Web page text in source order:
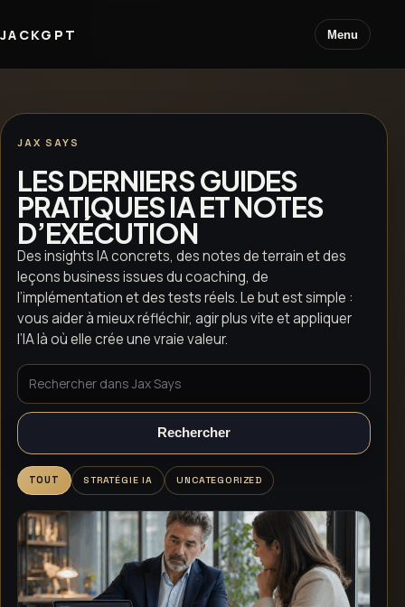
JACKGPT Menu
JAX SAYS
LES DERNIERS GUIDES
PRATIQUES IA ET NOTES
D’EXÉCUTION
Des insights IA concrets, des notes de terrain et des
leçons business issues du coaching, de
l’implémentation et des tests réels. Le but est simple :
vous aider à mieux réfléchir, agir plus vite et appliquer
l’IA là où elle crée une vraie valeur.
Rechercher
TOUT STRATÉGIE IA UNCATEGORIZED